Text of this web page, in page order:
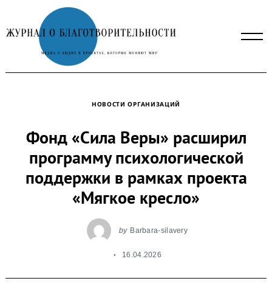
to
content
НОВОСТИ ОРГАНИЗАЦИЙ
Фонд «Сила Веры» расширил
программу психологической
поддержки в рамках проекта
«Мягкое кресло»
by Barbara-silavery
16.04.2026